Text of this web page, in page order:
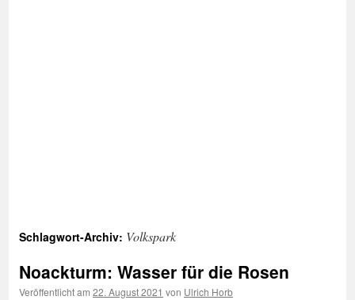
Schlagwort-Archiv: Volkspark
Noackturm: Wasser für die Rosen
Veröffentlicht am 22. August 2021 von Ulrich Horb